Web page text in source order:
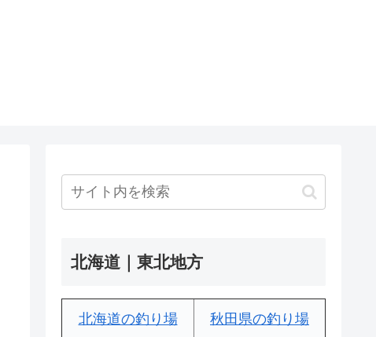
北海道｜東北地方
北海道の釣り場 秋田県の釣り場